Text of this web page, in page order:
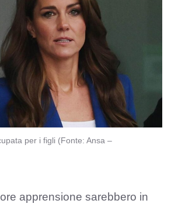
per i figli (Fonte: Ansa –
apprensione sarebbero in